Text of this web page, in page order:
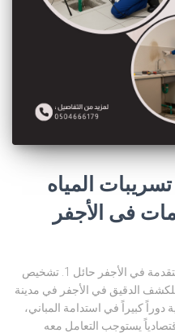
المياه
فى الأجفر
استراتيجيات الكشف والعزل المائي المتقدمة في الأجفر حائل 1. تشخيص
للكشف الدقيق في الأجفر في مدينة
دوراً كبيراً في استدامة المباني،
يستوجب التعامل معه